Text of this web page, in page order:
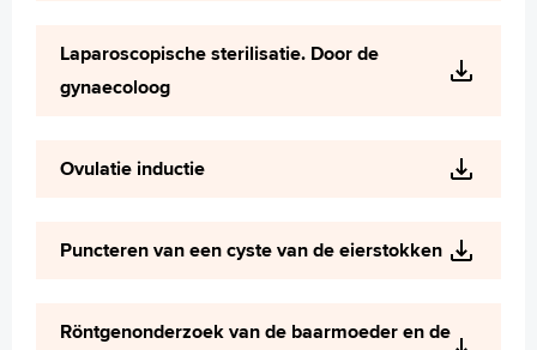
Laparoscopische sterilisatie. Door de
gynaecoloog
Ovulatie inductie
Puncteren van een cyste van de eierstokken
Röntgenonderzoek van de baarmoeder en de